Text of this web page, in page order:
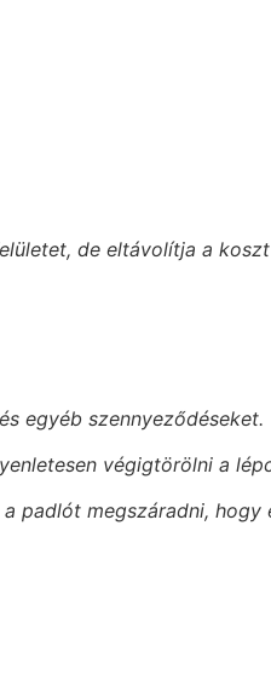
de eltávolítja a
egyéb szennyeződéseket.
végigtörölni a
padlót megszáradni, hogy